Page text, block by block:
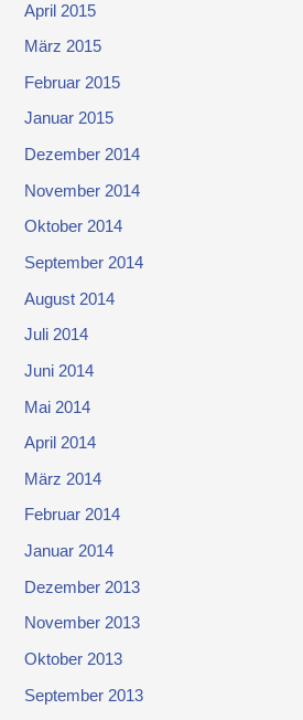
April 2015
März 2015
Februar 2015
Januar 2015
Dezember 2014
November 2014
Oktober 2014
September 2014
August 2014
Juli 2014
Juni 2014
Mai 2014
April 2014
März 2014
Februar 2014
Januar 2014
Dezember 2013
November 2013
Oktober 2013
September 2013